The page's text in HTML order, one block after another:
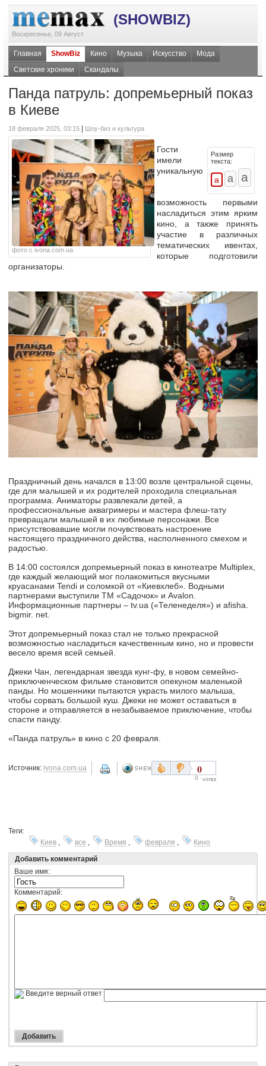
(SHOWBIZ)
Воскресенье, 09 Август
Главная ShowBiz Кино Музыка Искусство
Мода
Светские хроники
Скандалы
Панда патруль: допремьерный показ
в Киеве
18 февраля 2025, 03:15 Шоу-биз и культура
фото с ivona.com.ua
Размер
текста:
Гости
имели
уникальную
возможность первыми
насладиться этим ярким
кино, а также принять
участие в различных
тематических ивентах,
которые подготовили
организаторы.
Праздничный день начался в 13:00 возле центральной сцены,
где для малышей и их родителей проходила специальная
программа. Аниматоры развлекали детей, а
профессиональные аквагримеры и мастера флеш-тату
превращали малышей в их любимые персонажи. Все
присутствовавшие могли почувствовать настроение
настоящего праздничного действа, насполненного смехом и
радостью.
В 14:00 состоялся допремьерный показ в кинотеатре Multiplex,
где каждый желающий мог полакомиться вкусными
круасанами Tendi и соломкой от «Киевхлеб». Водными
партнерами выступили ТМ «Садочок» и Avalon.
Информационные партнеры – tv.ua («Теленеделя») и afisha.
bigmir. net.
Этот допремьерный показ стал не только прекрасной
возможностью насладиться качественным кино, но и провести
весело время всей семьей.
Джеки Чан, легендарная звезда кунг-фу, в новом семейно-
приключенческом фильме становится опекуном маленькой
панды. Но мошенники пытаются украсть милого малыша,
чтобы сорвать большой куш. Джеки не может оставаться в
стороне и отправляется в незабываемое приключение, чтобы
спасти панду.
«Панда патруль» в кино с 20 февраля.
Источник: ivona.com.ua 0
0
Теги:
Киев , все , Время , февраля ,
Кино
Добавить комментарий
Ваше имя:
Комментарий:
Введите верный ответ